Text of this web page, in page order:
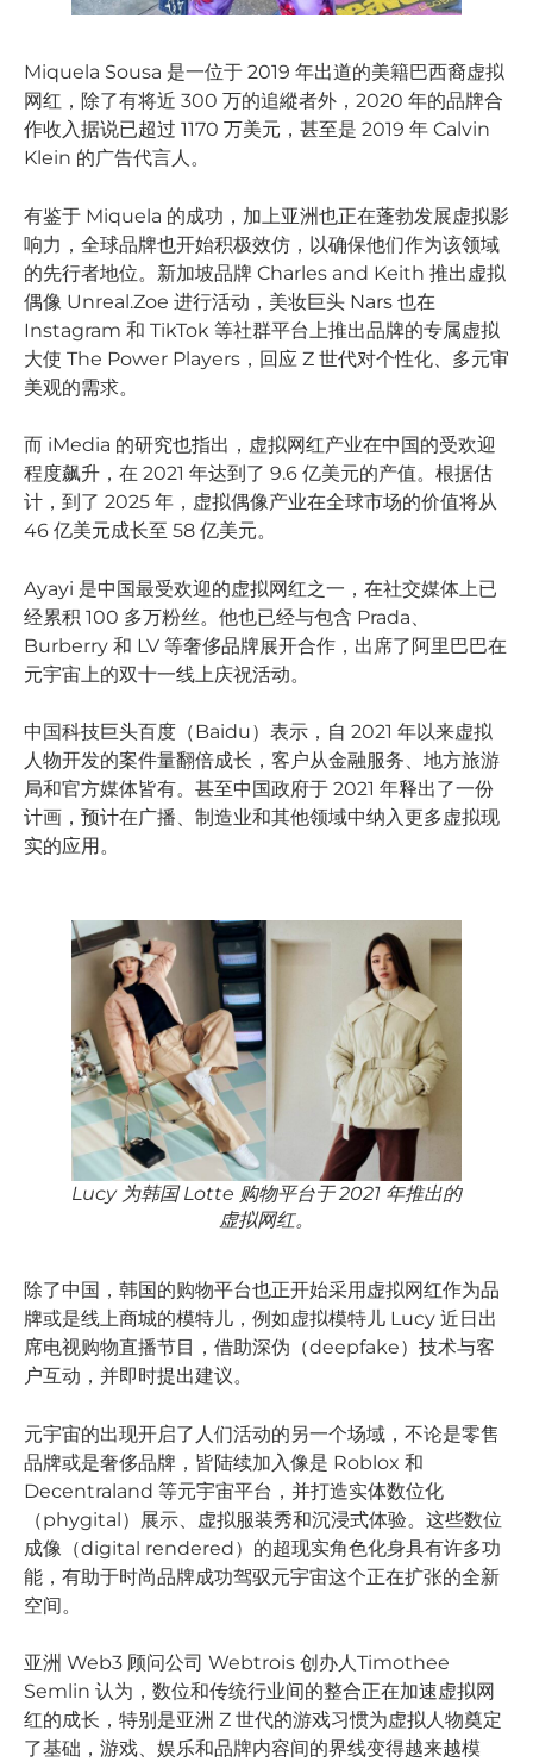
Miquela Sousa 是一位于 2019 年出道的美籍巴西裔虚拟
网红，除了有将近 300 万的追縱者外，2020 年的品牌合
作收入据说已超过 1170 万美元，甚至是 2019 年 Calvin
Klein 的广告代言人。
有鉴于 Miquela 的成功，加上亚洲也正在蓬勃发展虚拟影
响力，全球品牌也开始积极效仿，以确保他们作为该领域
的先行者地位。新加坡品牌 Charles and Keith 推出虚拟
偶像 Unreal.Zoe 进行活动，美妆巨头 Nars 也在
Instagram 和 TikTok 等社群平台上推出品牌的专属虚拟
大使 The Power Players，回应 Z 世代对个性化、多元审
美观的需求。
而 iMedia 的研究也指出，虚拟网红产业在中国的受欢迎
程度飙升，在 2021 年达到了 9.6 亿美元的产值。根据估
计，到了 2025 年，虚拟偶像产业在全球市场的价值将从
46 亿美元成长至 58 亿美元。
Ayayi 是中国最受欢迎的虚拟网红之一，在社交媒体上已
经累积 100 多万粉丝。他也已经与包含 Prada、
Burberry 和 LV 等奢侈品牌展开合作，出席了阿里巴巴在
元宇宙上的双十一线上庆祝活动。
中国科技巨头百度（Baidu）表示，自 2021 年以来虚拟
人物开发的案件量翻倍成长，客户从金融服务、地方旅游
局和官方媒体皆有。甚至中国政府于 2021 年释出了一份
计画，预计在广播、制造业和其他领域中纳入更多虚拟现
实的应用。
Lucy 为韩国 Lotte 购物平台于 2021 年推出的
虚拟网红。
除了中国，韩国的购物平台也正开始采用虚拟网红作为品
牌或是线上商城的模特儿，例如虚拟模特儿 Lucy 近日出
席电视购物直播节目，借助深伪（deepfake）技术与客
户互动，并即时提出建议。
元宇宙的出现开启了人们活动的另一个场域，不论是零售
品牌或是奢侈品牌，皆陆续加入像是 Roblox 和
Decentraland 等元宇宙平台，并打造实体数位化
（phygital）展示、虚拟服装秀和沉浸式体验。这些数位
成像（digital rendered）的超现实角色化身具有许多功
能，有助于时尚品牌成功驾驭元宇宙这个正在扩张的全新
空间。
亚洲 Web3 顾问公司 Webtrois 创办人Timothee
Semlin 认为，数位和传统行业间的整合正在加速虚拟网
红的成长，特别是亚洲 Z 世代的游戏习惯为虚拟人物奠定
了基础，游戏、娱乐和品牌内容间的界线变得越来越模